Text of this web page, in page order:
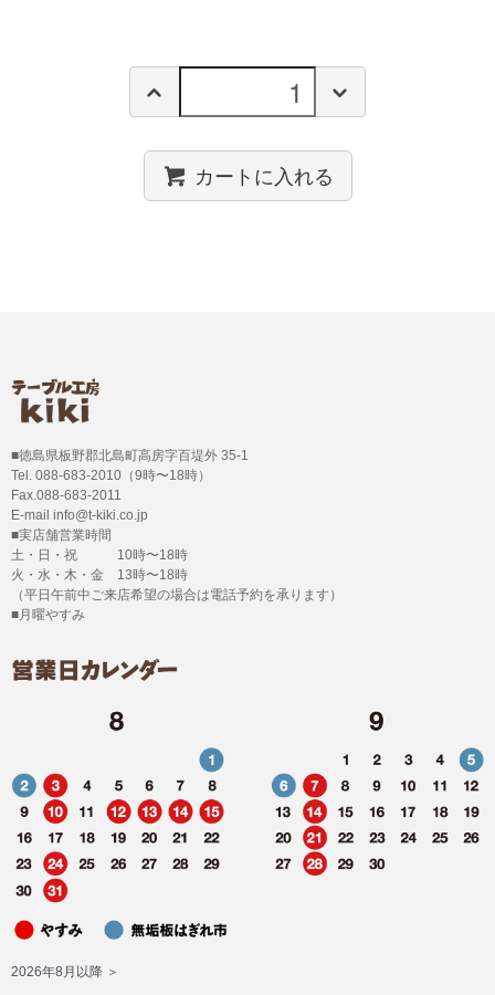
カートに入れる
■徳島県板野郡北島町高房字百堤外 35-1
Tel. 088-683-2010（9時〜18時）
Fax.088-683-2011
E-mail info@t-kiki.co.jp
■実店舗営業時間
土・日・祝 10時〜18時
火・水・木・金 13時〜18時
（平日午前中ご来店希望の場合は電話予約を承ります）
■月曜やすみ
2026年8月以降 ＞